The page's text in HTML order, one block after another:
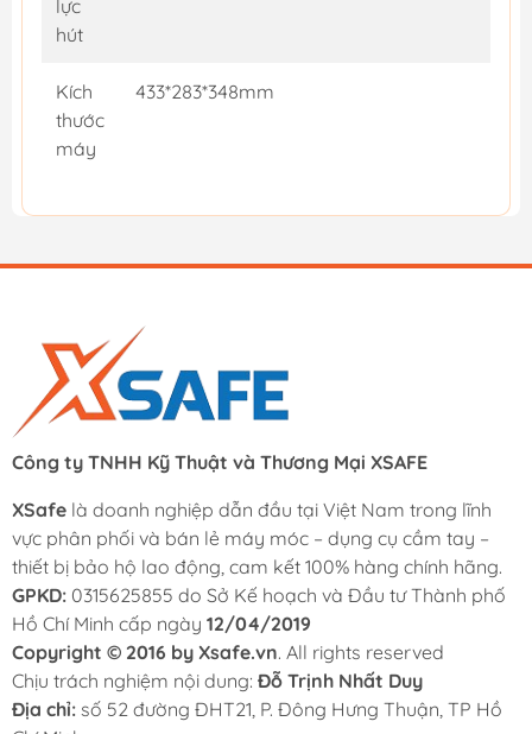
lực
hút
Kích
thước
máy
433*283*348mm
Công ty TNHH Kỹ Thuật và Thương Mại XSAFE
XSafe là doanh nghiệp dẫn đầu tại Việt Nam trong lĩnh
vực phân phối và bán lẻ máy móc – dụng cụ cầm tay –
thiết bị bảo hộ lao động, cam kết 100% hàng chính hãng.
GPKD: 0315625855 do Sở Kế hoạch và Đầu tư Thành phố
Hồ Chí Minh cấp ngày 12/04/2019
Copyright © 2016 by Xsafe.vn. All rights reserved
Chịu trách nghiệm nội dung: Đỗ Trịnh Nhất Duy
Địa chỉ: số 52 đường ĐHT21, P. Đông Hưng Thuận, TP Hồ